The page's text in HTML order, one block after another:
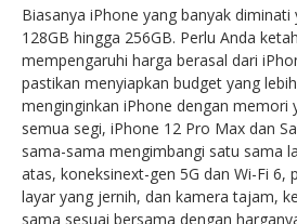
Biasanya iPhone yang banyak diminati
128GB hingga 256GB. Perlu Anda
mempengaruhi harga berasal dari
pastikan menyiapkan budget yang
menginginkan iPhone dengan memori
semua segi, iPhone 12 Pro Max dan
sama-sama mengimbangi satu sama
atas, koneksinext-gen 5G dan Wi-Fi 6,
layar yang jernih, dan kamera tajam,
sama sesuai bersama dengan